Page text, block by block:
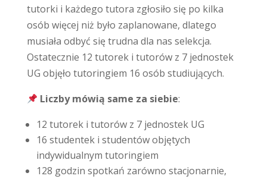
tutorki i każdego tutora zgłosiło się po kilka
osób więcej niż było zaplanowane, dlatego
musiała odbyć się trudna dla nas selekcja.
Ostatecznie 12 tutorek i tutorów z 7 jednostek
UG objęło tutoringiem 16 osób studiujących.
Liczby mówią same za siebie:
12 tutorek i tutorów z 7 jednostek UG
16 studentek i studentów objętych
indywidualnym tutoringiem
128 godzin spotkań zarówno stacjonarnie,